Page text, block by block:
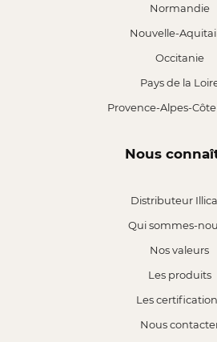
Normandie
Nouvelle-
Occitanie
Pays de la
Provence-Alpes-
Nous
Distributeur
Qui sommes-
Nos valeurs
Les produits
Les
Nous